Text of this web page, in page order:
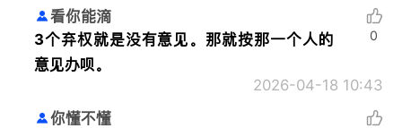
看你能滴
3个弃权就是没有意见。那就按那一个人的
意见办呗。
2026-04-18 10:43
0
你懂不懂